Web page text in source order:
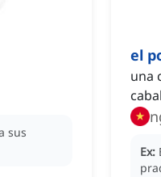
sus
el
una
Ex: